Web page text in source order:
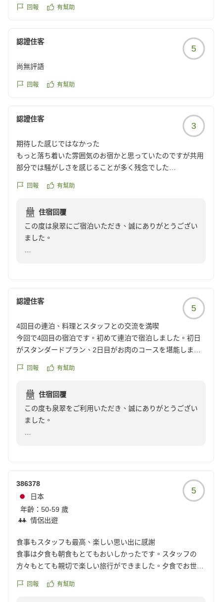
品ずつ調理し、できる限り美味しい状態でお召し上がり
いただくことを大切にしております。そのため、一定の
お時間をいただくことは、私どもがお届けしたい食事の
時間に必要なものと考えております。
図して選択している滞在の形でございます。
日常の情報から少し離れ、大切な方との会話や表情、温
泉やお食事、城崎の街で過ごす時間そのものを楽しんで
いただきたい。そのような想いから、全客室にテレビを
客様それぞれにお好みがあるものと考えており、音のな
す。
なお、ご投稿にございますシャンプーやソープなどのア
一方、泉翠館内の浴室には、当館で選んだオーガニック
のシャンプー、コンディショナー、ボディソープなどを
ご用意しております。
城崎温泉では、宿の中だけですべてを完結させるのでは
なく、浴衣で街へ出かけ、外湯をめぐりながら温泉街そ
ります。
宿によって設備やサービス、滞在に対する考え方はさま
ざまでございます。泉翠では、これからも私どもが大切
にしていることを事前に分かりやすくお伝えしながら、
この度はご宿泊いただき、ありがとうございました。
城崎温泉 泉翠 冨田
回報 有幫助
認證住客
5
尚無評語
回報 有幫助
認證住客
3
期待した感じではなかった
もっと落ち着いた雰囲気のお宿かと思っていたのですが共用
部分では騒がしさを感じることが多く残念でした
説明が辿々し過ぎて心配になったり声が大きすぎたり...見方
によってはフレンドリーなのかもしれないですが、全体的に
施設の雰囲気にスタッフ教育の方向性が合っていないような
チグハグな印象を受けました
reviewId=33123478291523
回報 有幫助
住宿回覆
この度は泉翠にご宿泊いただき、誠にありがとうござい
ました。
大変申し訳なく思っております。
また、スタッフのご案内につきましても、ご不安や違和
感を感じられたとのこと、ご意見を真摯に受け止めてお
ります。
当館では海外出身のスタッフも多く勤務しており、日本
んでいただけるよう努めております。
しかしながら、その想いだけでは十分ではなく、話す速
大切にしている落ち着いた空間や、お客様に寄り添うお
もてなしにふさわしい接客とは何かを、改めて見つめ直
してまいります。
お寄せいただき、誠にありがとうございました。
料理長をはじめ調理スタッフにとって、大変励みとなる
お言葉でございます。
認證住客
5
4回目の連泊、料理とスタッフとの交流を満喫
今回で4回目の宿泊です。初めて連泊で宿泊しました。初日
がスタンダードプラン、2日目がお肉のコースを堪能しまし
バリエーションにとんだメニューでどの料理も大変楽しめま
好物です。今年も岩井様にお会いできて楽しくお話ができて
うれしかったです。アニサちゃんにもお世話になりました。
絵と日本語がとても上手ですね。また伺いたいと思います。
クチコミの詳細はこちらから
回報 有幫助
住宿回覆
この度も泉翠をご利用いただき、誠にありがとうござい
ました。
いつも足を運んでくださるだけでも本当に嬉しいことで
すが、「今回はゆっくり2泊してみよう」とお選びいた
だけたことに、お客様からのご期待を感じ、大変嬉しく
初日の季節の会席、そして2日目の但馬牛会席、それぞ
れ異なる魅力をお楽しみいただけたご様子に、料理長を
しみにしてくださっているビフカツサンドも、今年も変
386378
日本
年齡： 50-59 歲
情侶出遊
5
食事もスタッフも最高、楽しい思い出に感謝
食事は夕食も朝食もとてもおいしかったです。スタッフの
方々もとても親切で楽しい旅行ができました。夕食でお世話
ができました。大変なこともいっぱいあるでしょうけど、日
回報 有幫助